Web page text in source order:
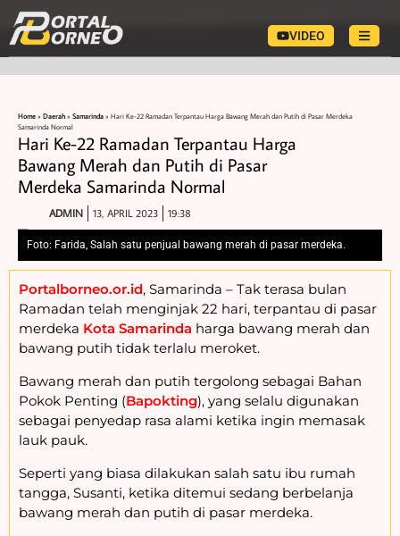
VIDEO
Home » Daerah » Samarinda » Hari Ke-22 Ramadan Terpantau Harga Bawang Merah dan Putih di Pasar Merdeka
Samarinda Normal
Hari Ke-22 Ramadan Terpantau Harga
Bawang Merah dan Putih di Pasar
Merdeka Samarinda Normal
ADMIN 13, APRIL 2023 19:38
Foto: Farida, Salah satu penjual bawang merah di pasar merdeka.
Portalborneo.or.id, Samarinda – Tak terasa bulan
Ramadan telah menginjak 22 hari, terpantau di pasar
merdeka Kota Samarinda harga bawang merah dan
bawang putih tidak terlalu meroket.
Bawang merah dan putih tergolong sebagai Bahan
Pokok Penting (Bapokting), yang selalu digunakan
sebagai penyedap rasa alami ketika ingin memasak
lauk pauk.
Seperti yang biasa dilakukan salah satu ibu rumah
tangga, Susanti, ketika ditemui sedang berbelanja
bawang merah dan putih di pasar merdeka.